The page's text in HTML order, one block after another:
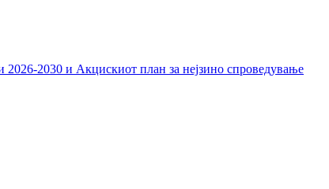
2026-2030 и Акцискиот план за нејзино спроведување